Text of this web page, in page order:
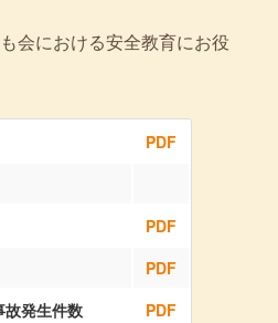
会における安全教育にお役
PDF
PDF
PDF
発生件数
PDF